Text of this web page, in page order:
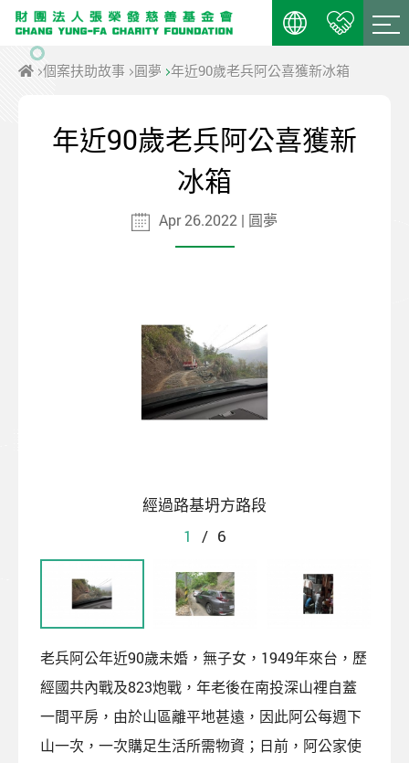
個案扶助故事 圓夢 年近90歲老兵阿公喜獲新冰箱
年近90歲老兵阿公喜獲新
冰箱
Apr 26.2022 | 圓夢
經過路基坍方路段
1
/ 6
老兵阿公年近90歲未婚，無子女，1949年來台，歷
經國共內戰及823炮戰，年老後在南投深山裡自蓋
一間平房，由於山區離平地甚遠，因此阿公每週下
山一次，一次購足生活所需物資；日前，阿公家使